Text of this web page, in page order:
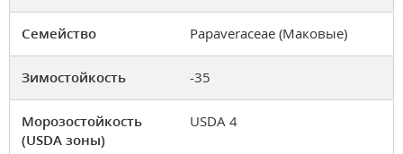
Семейство Papaveraceae (Маковые)
Зимостойкость -35
Морозостойкость
(USDA зоны)
USDA 4